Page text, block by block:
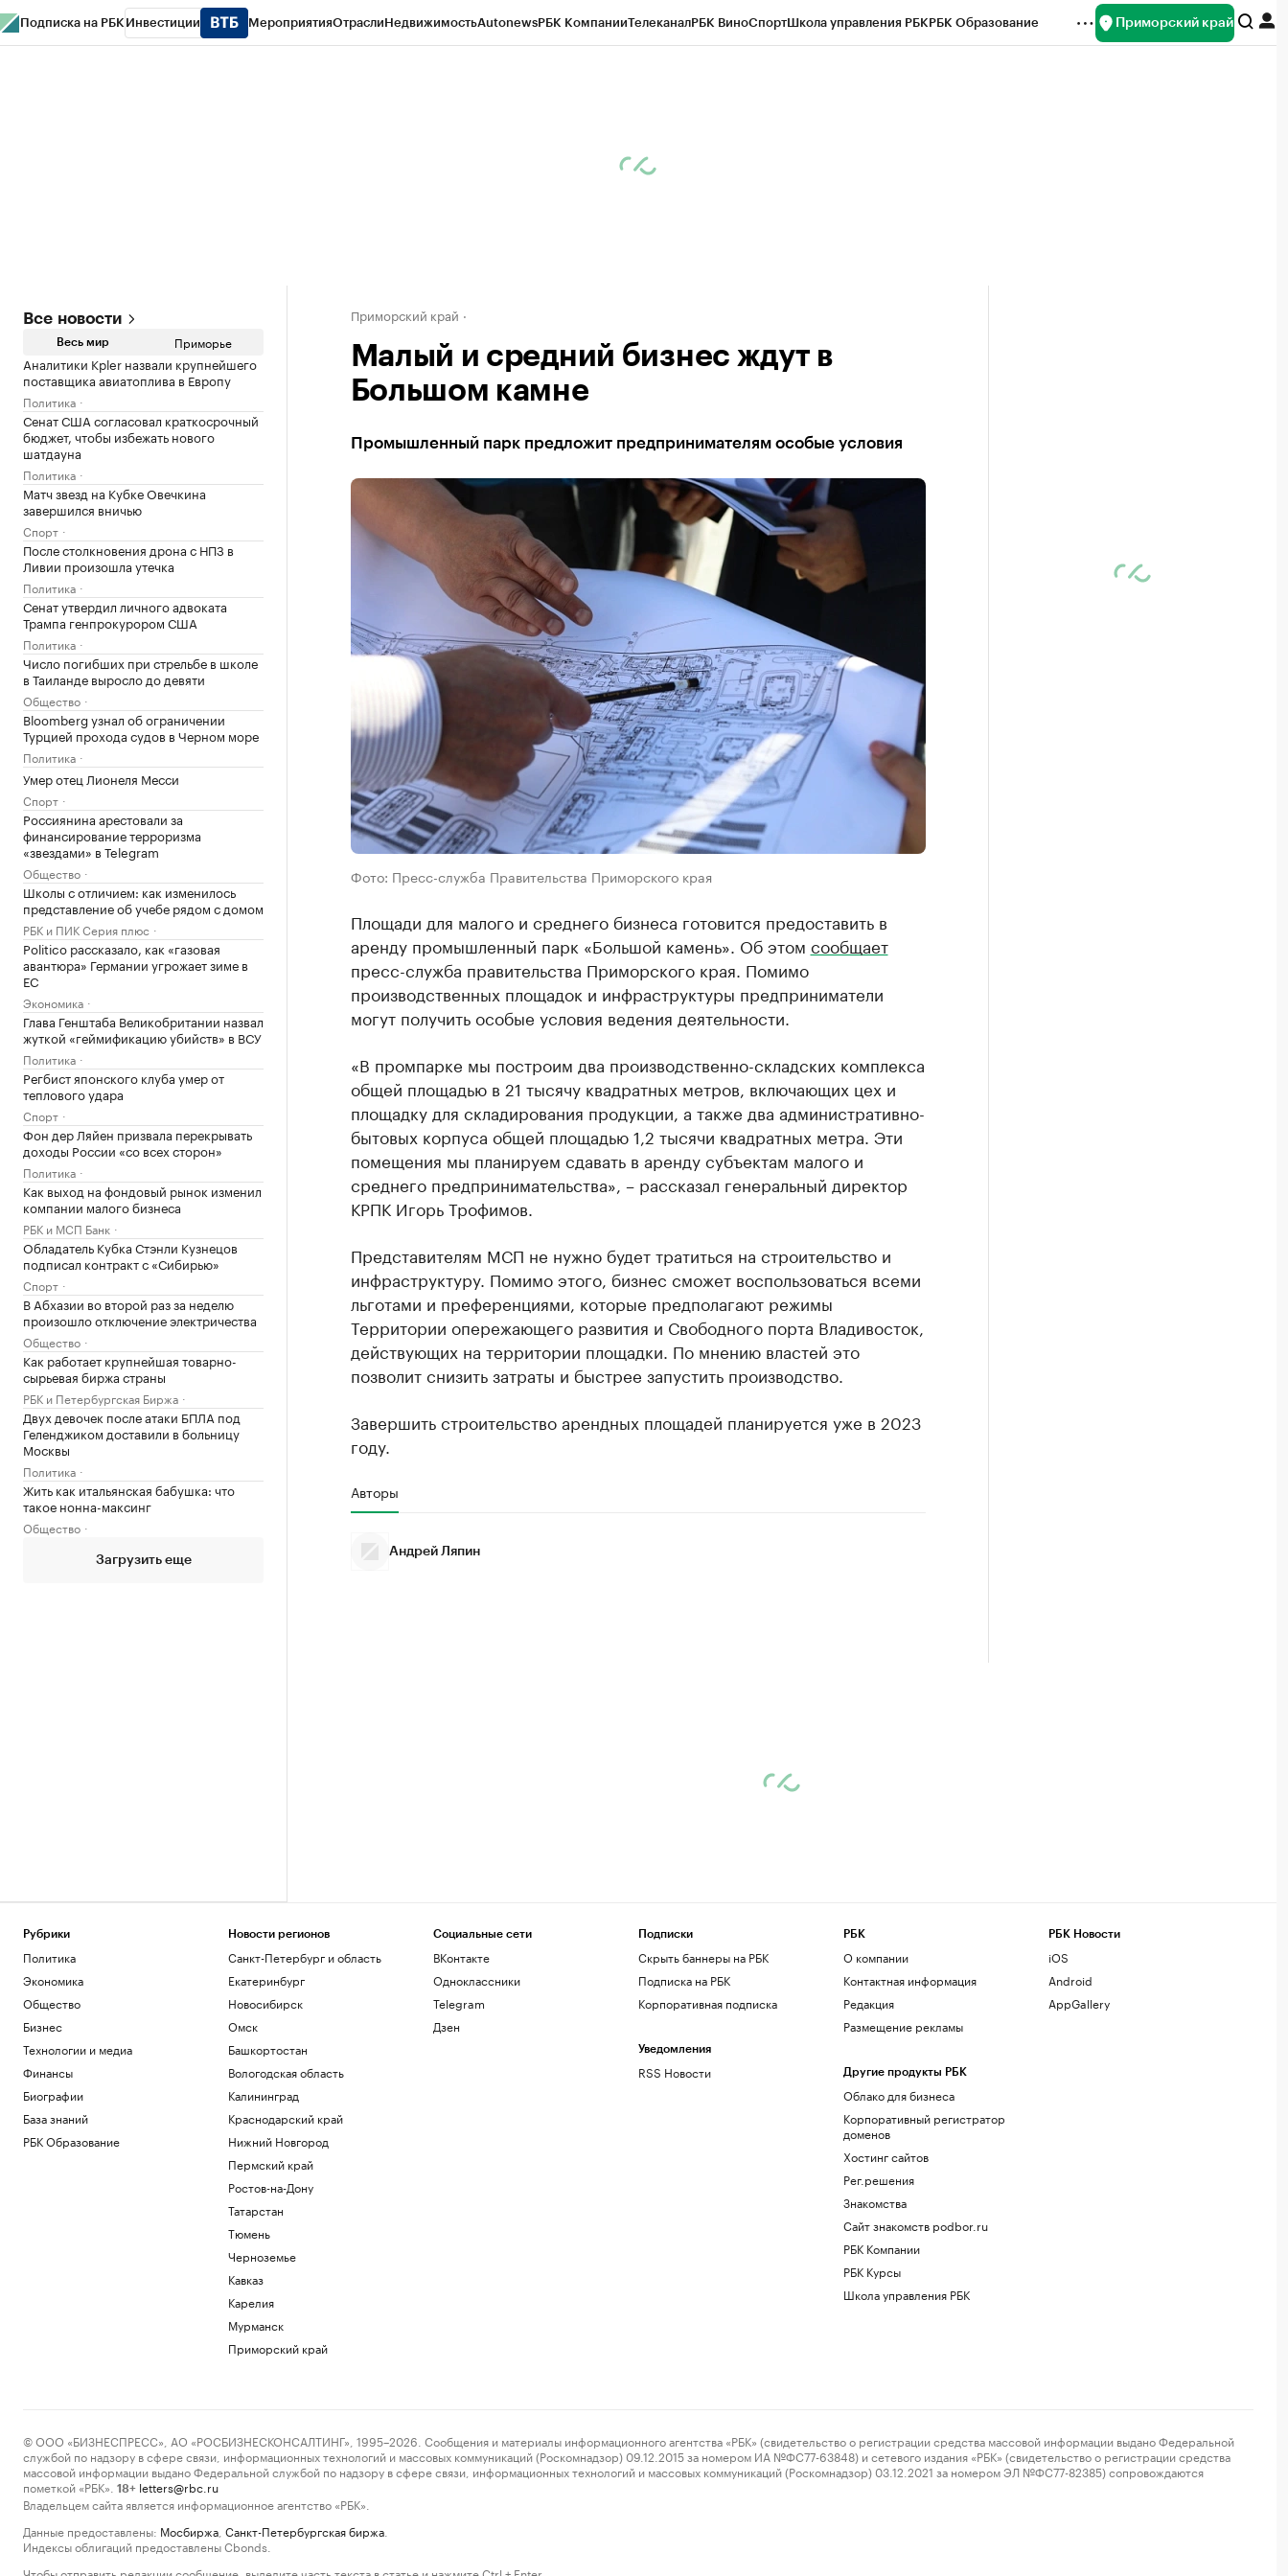
Подписка на РБК Инвестиции МероприятияОтраслиНедвижимостьAutonewsРБК КомпанииТелеканалРБК ВиноСпортШкола управления РБКРБК Образование Приморский край
Все новости
Весь мир Приморье
Аналитики Kpler назвали крупнейшего
поставщика авиатоплива в Европу
Политика
Сенат США согласовал краткосрочный
бюджет, чтобы избежать нового
шатдауна
Политика
Матч звезд на Кубке Овечкина
завершился вничью
Спорт
После столкновения дрона с НПЗ в
Ливии произошла утечка
Политика
Сенат утвердил личного адвоката
Трампа генпрокурором США
Политика
Число погибших при стрельбе в школе
в Таиланде выросло до девяти
Общество
Bloomberg узнал об ограничении
Турцией прохода судов в Черном море
Политика
Умер отец Лионеля Месси
Спорт
Россиянина арестовали за
финансирование терроризма
«звездами» в Telegram
Общество
Школы с отличием: как изменилось
представление об учебе рядом с домом
РБК и ПИК Серия плюс
Politico рассказало, как «газовая
авантюра» Германии угрожает зиме в
ЕС
Экономика
Глава Генштаба Великобритании назвал
жуткой «геймификацию убийств» в ВСУ
Политика
Регбист японского клуба умер от
теплового удара
Спорт
Фон дер Ляйен призвала перекрывать
доходы России «со всех сторон»
Политика
Как выход на фондовый рынок изменил
компании малого бизнеса
РБК и МСП Банк
Обладатель Кубка Стэнли Кузнецов
подписал контракт с «Сибирью»
Спорт
В Абхазии во второй раз за неделю
произошло отключение электричества
Общество
Как работает крупнейшая товарно-
сырьевая биржа страны
РБК и Петербургская Биржа
Двух девочек после атаки БПЛА под
Геленджиком доставили в больницу
Москвы
Политика
Жить как итальянская бабушка: что
такое нонна-максинг
Общество
Загрузить еще
Приморский край
Малый и средний бизнес ждут в
Большом камне
Промышленный парк предложит предпринимателям особые условия
Фото: Пресс-служба Правительства Приморского края
Площади для малого и среднего бизнеса готовится предоставить в
аренду промышленный парк «Большой камень». Об этом сообщает
пресс-служба правительства Приморского края. Помимо
производственных площадок и инфраструктуры предприниматели
могут получить особые условия ведения деятельности.
«В промпарке мы построим два производственно-складских комплекса
общей площадью в 21 тысячу квадратных метров, включающих цех и
площадку для складирования продукции, а также два административно-
бытовых корпуса общей площадью 1,2 тысячи квадратных метра. Эти
помещения мы планируем сдавать в аренду субъектам малого и
среднего предпринимательства», – рассказал генеральный директор
КРПК Игорь Трофимов.
Представителям МСП не нужно будет тратиться на строительство и
инфраструктуру. Помимо этого, бизнес сможет воспользоваться всеми
льготами и преференциями, которые предполагают режимы
Территории опережающего развития и Свободного порта Владивосток,
действующих на территории площадки. По мнению властей это
позволит снизить затраты и быстрее запустить производство.
Завершить строительство арендных площадей планируется уже в 2023
году.
Авторы
Андрей Ляпин
Рубрики
Политика
Экономика
Общество
Бизнес
Технологии и медиа
Финансы
Биографии
База знаний
РБК Образование
Новости регионов
Санкт-Петербург и область
Екатеринбург
Новосибирск
Омск
Башкортостан
Вологодская область
Калининград
Краснодарский край
Нижний Новгород
Пермский край
Ростов-на-Дону
Татарстан
Тюмень
Черноземье
Кавказ
Карелия
Мурманск
Приморский край
Социальные сети
ВКонтакте
Одноклассники
Telegram
Дзен
Подписки
Скрыть баннеры на РБК
Подписка на РБК
Корпоративная подписка
Уведомления
RSS Новости
РБК
О компании
Контактная информация
Редакция
Размещение рекламы
Другие продукты РБК
Облако для бизнеса
Корпоративный регистратор
доменов
Хостинг сайтов
Рег.решения
Знакомства
Сайт знакомств podbor.ru
РБК Компании
РБК Курсы
Школа управления РБК
РБК Новости
iOS
Android
AppGallery
© ООО «БИЗНЕСПРЕСС», АО «РОСБИЗНЕСКОНСАЛТИНГ», 1995–2026. Сообщения и материалы информационного агентства «РБК» (свидетельство о регистрации средства массовой информации выдано Федеральной
службой по надзору в сфере связи, информационных технологий и массовых коммуникаций (Роскомнадзор) 09.12.2015 за номером ИА №ФС77-63848) и сетевого издания «РБК» (свидетельство о регистрации средства
массовой информации выдано Федеральной службой по надзору в сфере связи, информационных технологий и массовых коммуникаций (Роскомнадзор) 03.12.2021 за номером ЭЛ №ФС77-82385) сопровождаются
пометкой «РБК».
18+ letters@rbc.ru
Владельцем сайта является информационное агентство «РБК».
Данные предоставлены: Мосбиржа Санкт-Петербургская биржа
Индексы облигаций предоставлены Cbonds.